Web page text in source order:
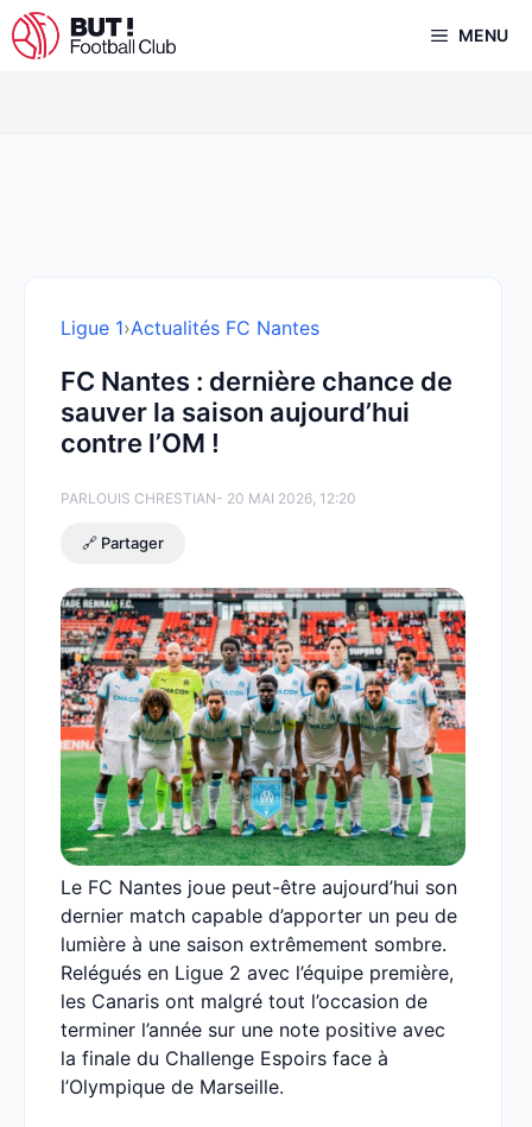
Aller
au
MENU
Ligue 1›Actualités FC Nantes
FC Nantes : dernière chance de
sauver la saison aujourd’hui
contre l’OM !
PARLOUIS CHRESTIAN- 20 MAI 2026, 12:20
🔗 Partager
Le FC Nantes joue peut-être aujourd’hui son
dernier match capable d’apporter un peu de
lumière à une saison extrêmement sombre.
Relégués en Ligue 2 avec l’équipe première,
les Canaris ont malgré tout l’occasion de
terminer l’année sur une note positive avec
la finale du Challenge Espoirs face à
l’Olympique de Marseille.